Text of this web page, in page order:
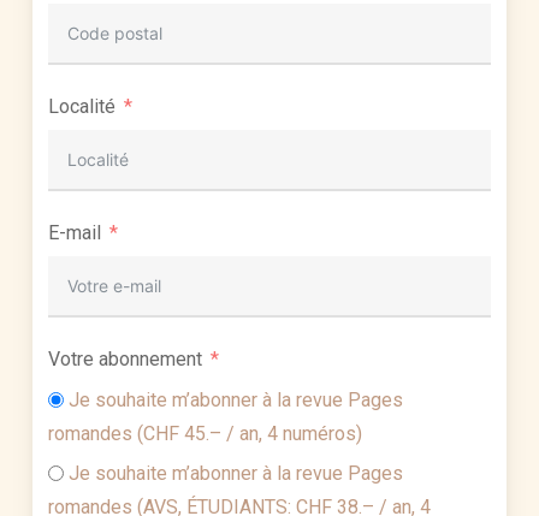
Localité
E-mail
Votre abonnement
Je souhaite m’abonner à la revue Pages
romandes (CHF 45.– / an, 4 numéros)
Je souhaite m’abonner à la revue Pages
romandes (AVS, ÉTUDIANTS: CHF 38.– / an, 4